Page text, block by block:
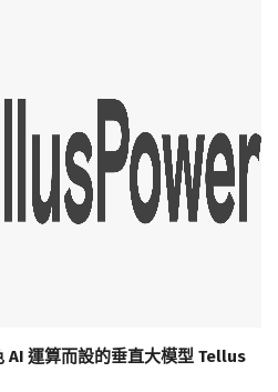
運算而設的垂直大模型 Tellus